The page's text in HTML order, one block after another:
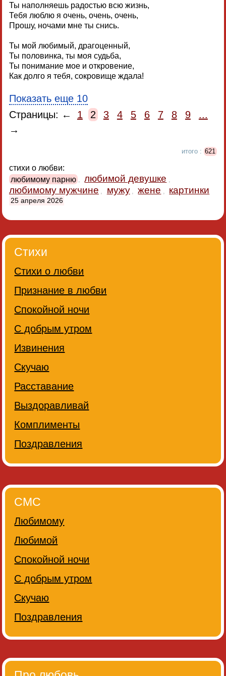
Ты наполняешь радостью всю жизнь,
Тебя люблю я очень, очень, очень,
Прошу, ночами мне ты снись.
Ты мой любимый, драгоценный,
Ты половинка, ты моя судьба,
Ты понимание мое и откровение,
Как долго я тебя, сокровище ждала!
Показать еще 10
Страницы: ←
1 2 3 4 5 6 7 8 9
...
→
итого : 621
стихи о любви:
любимому парню , любимой девушке ,
любимому мужчине , мужу , жене , картинки
25 апреля 2026
Стихи
Стихи о любви
Признание в любви
Спокойной ночи
С добрым утром
Извинения
Скучаю
Расставание
Выздоравливай
Комплименты
Поздравления
СМС
Любимому
Любимой
Спокойной ночи
С добрым утром
Скучаю
Поздравления